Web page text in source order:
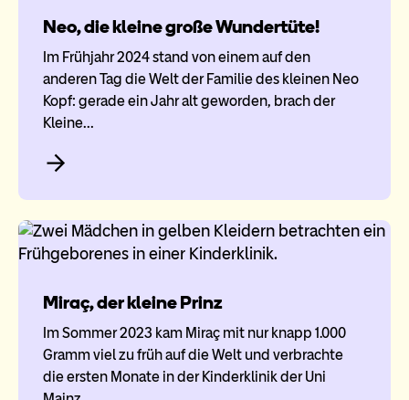
Neo, die kleine große Wundertüte!
Im Frühjahr 2024 stand von einem auf den
anderen Tag die Welt der Familie des kleinen Neo
Kopf: gerade ein Jahr alt geworden, brach der
Kleine…
Miraç, der kleine Prinz
Im Sommer 2023 kam Miraç mit nur knapp 1.000
Gramm viel zu früh auf die Welt und verbrachte
die ersten Monate in der Kinderklinik der Uni